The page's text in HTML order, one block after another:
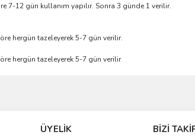
7-12 gün kullanım yapılır. Sonra 3 günde 1 verilir.
hergün tazeleyerek 5-7 gün verilir.
hergün tazeleyerek 5-7 gün verilir
ÜYELİK BİZİ